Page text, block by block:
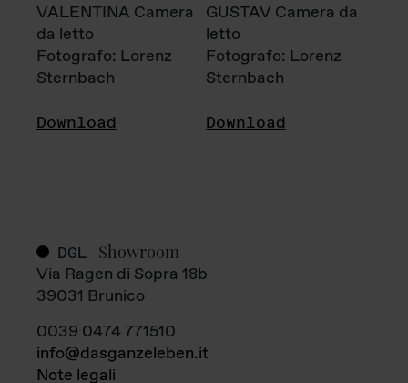
VALENTINA Camera
da letto
Fotografo: Lorenz
Sternbach
Download
GUSTAV Camera da
letto
Fotografo: Lorenz
Sternbach
Download
DGL Showroom
Via Ragen di Sopra 18b
39031 Brunico
0039 0474 771510
info@dasganzeleben.it
Note legali